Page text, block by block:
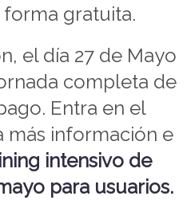
gratuita.
el día 27 de Mayo
completa de
Entra en el
más información e
intensivo de
para usuarios.